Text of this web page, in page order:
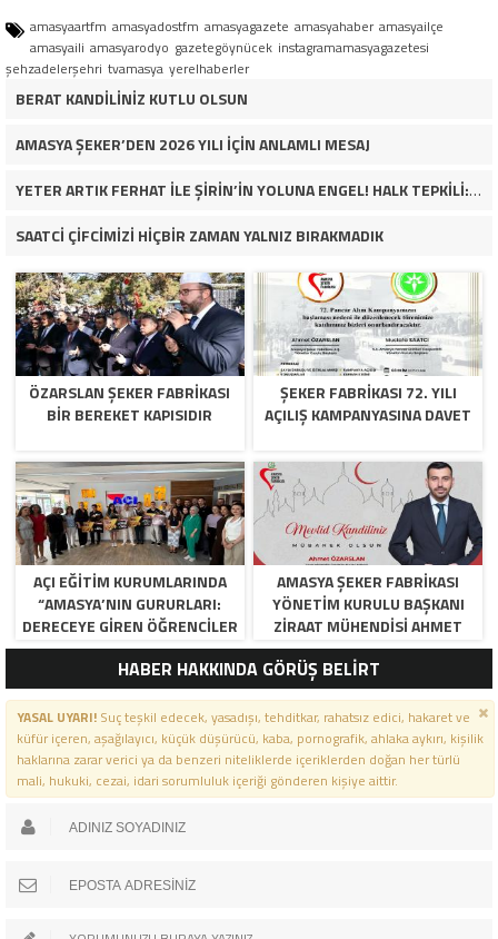
amasyaartfm amasyadostfm amasyagazete amasyahaber amasyailçe
amasyaili amasyarodyo gazetegöynücek instagramamasyagazetesi
şehzadelerşehri tvamasya yerelhaberler
BERAT KANDİLİNİZ KUTLU OLSUN
AMASYA ŞEKER’DEN 2026 YILI İÇİN ANLAMLI MESAJ
YETER ARTIK FERHAT İLE ŞİRİN’İN YOLUNA ENGEL! HALK TEPKİLİ: “YOLU KAPATMAK ÇÖZÜM DEĞİL, GÖREVİNİ YAP!”
SAATCİ ÇİFCİMİZİ HİÇBİR ZAMAN YALNIZ BIRAKMADIK
ÖZARSLAN ŞEKER FABRİKASI
BİR BEREKET KAPISIDIR
ŞEKER FABRİKASI 72. YILI
AÇILIŞ KAMPANYASINA DAVET
AÇI EĞİTİM KURUMLARINDA
“AMASYA’NIN GURURLARI:
DERECEYE GIREN ÖĞRENCILER
İÇIN ANLAMLI TÖREN”
AMASYA ŞEKER FABRIKASI
YÖNETIM KURULU BAŞKANI
ZIRAAT MÜHENDISI AHMET
ÖZARSLAN’IN MEVLID KANDILI
MESAJI
HABER HAKKINDA GÖRÜŞ BELİRT
YASAL UYARI!Suç teşkil edecek, yasadışı, tehditkar, rahatsız edici, hakaret ve
küfür içeren, aşağılayıcı, küçük düşürücü, kaba, pornografik, ahlaka aykırı, kişilik
haklarına zarar verici ya da benzeri niteliklerde içeriklerden doğan her türlü
mali, hukuki, cezai, idari sorumluluk içeriği gönderen kişiye aittir.